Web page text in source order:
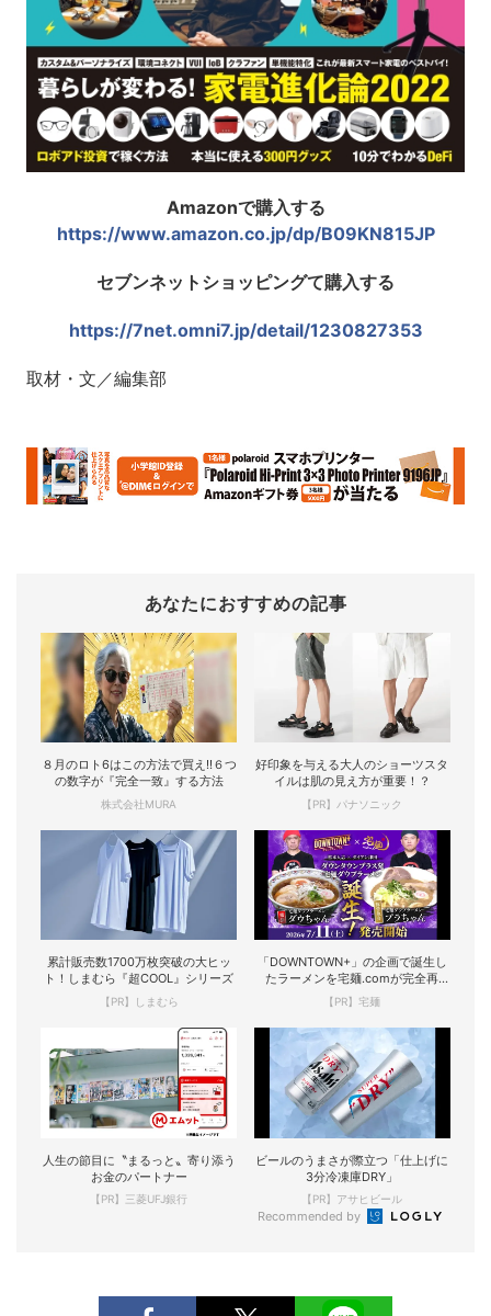
Amazonで購入する
https://www.amazon.co.jp/dp/B09KN815JP
セブンネットショッピングて購入する
https://7net.omni7.jp/detail/1230827353
取材・文／編集部
あなたにおすすめの記事
８月のロト6はこの方法で買え!!６つ
の数字が『完全一致』する方法
株式会社MURA
好印象を与える大人のショーツスタ
イルは肌の見え方が重要！？
【PR】パナソニック
累計販売数1700万枚突破の大ヒッ
ト！しまむら『超COOL』シリーズ
【PR】しまむら
「DOWNTOWN+」の企画で誕生し
たラーメンを宅麺.comが完全再
現！
【PR】宅麺
人生の節目に〝まるっと〟寄り添う
お金のパートナー
【PR】三菱UFJ銀行
ビールのうまさが際立つ「仕上げに
3分冷凍庫DRY」
【PR】アサヒビール
Recommended by